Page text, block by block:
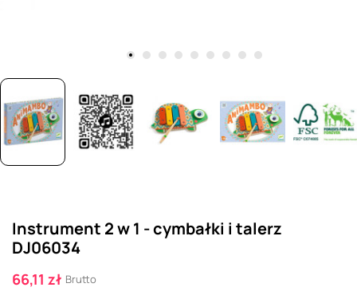
Instrument 2 w 1 - cymbałki i talerz
DJ06034
66,11 zł Brutto